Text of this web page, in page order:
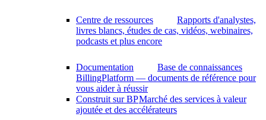
Centre de ressources
Rapports d'analystes,
livres blancs, études de cas, vidéos, webinaires,
podcasts et plus encore
Documentation
Base de connaissances
BillingPlatform — documents de référence pour
vous aider à réussir
Construit sur BPMarché des services à valeur
ajoutée et des accélérateurs